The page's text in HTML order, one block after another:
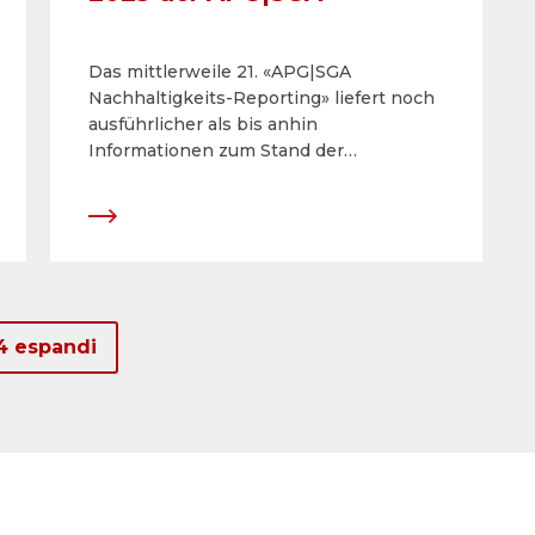
Das mittlerweile 21. «APG|SGA
Nachhaltigkeits-Reporting» liefert noch
ausführlicher als bis anhin
Informationen zum Stand der
ganzheitlichen Corporate Social
Unternehmen den auch in Zukunft
steigenden Anforderungen für
espandi